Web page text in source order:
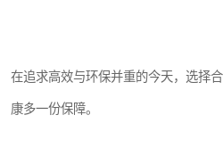
在追求高效与环保并重的今天，选择
康多一份保障。